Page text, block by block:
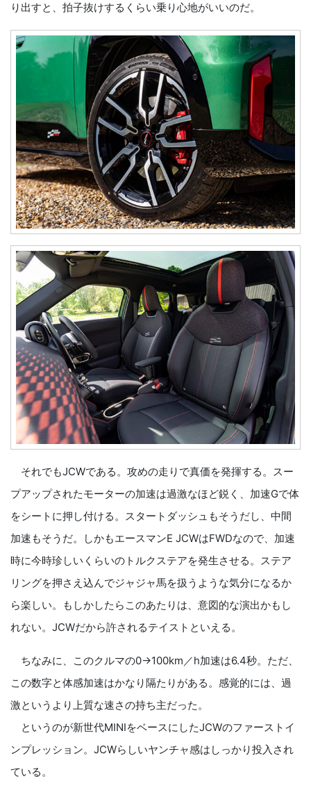
り出すと、拍子抜けするくらい乗り心地がいいのだ。
それでもJCWである。攻めの走りで真価を発揮する。スー
プアップされたモーターの加速は過激なほど鋭く、加速Gで体
をシートに押し付ける。スタートダッシュもそうだし、中間
加速もそうだ。しかもエースマンE JCWはFWDなので、加速
時に今時珍しいくらいのトルクステアを発生させる。ステア
リングを押さえ込んでジャジャ馬を扱うような気分になるか
ら楽しい。もしかしたらこのあたりは、意図的な演出かもし
れない。JCWだから許されるテイストといえる。
ちなみに、このクルマの0→100km／h加速は6.4秒。ただ、
この数字と体感加速はかなり隔たりがある。感覚的には、過
激というより上質な速さの持ち主だった。
というのが新世代MINIをベースにしたJCWのファーストイ
ンプレッション。JCWらしいヤンチャ感はしっかり投入され
ている。